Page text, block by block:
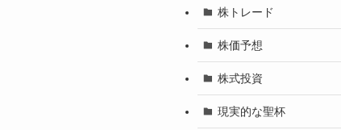
株トレード
株価予想
株式投資
現実的な聖杯